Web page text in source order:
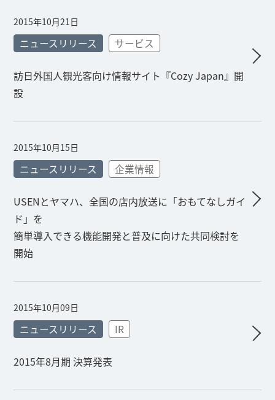
2015年10月21日
ニュースリリース サービス
訪日外国人観光客向け情報サイト『Cozy Japan』開
設
2015年10月15日
ニュースリリース 企業情報
USENとヤマハ、全国の店内放送に「おもてなしガイ
ド」を
簡単導入できる機能開発と普及に向けた共同検討を
開始
2015年10月09日
ニュースリリース IR
2015年8月期 決算発表